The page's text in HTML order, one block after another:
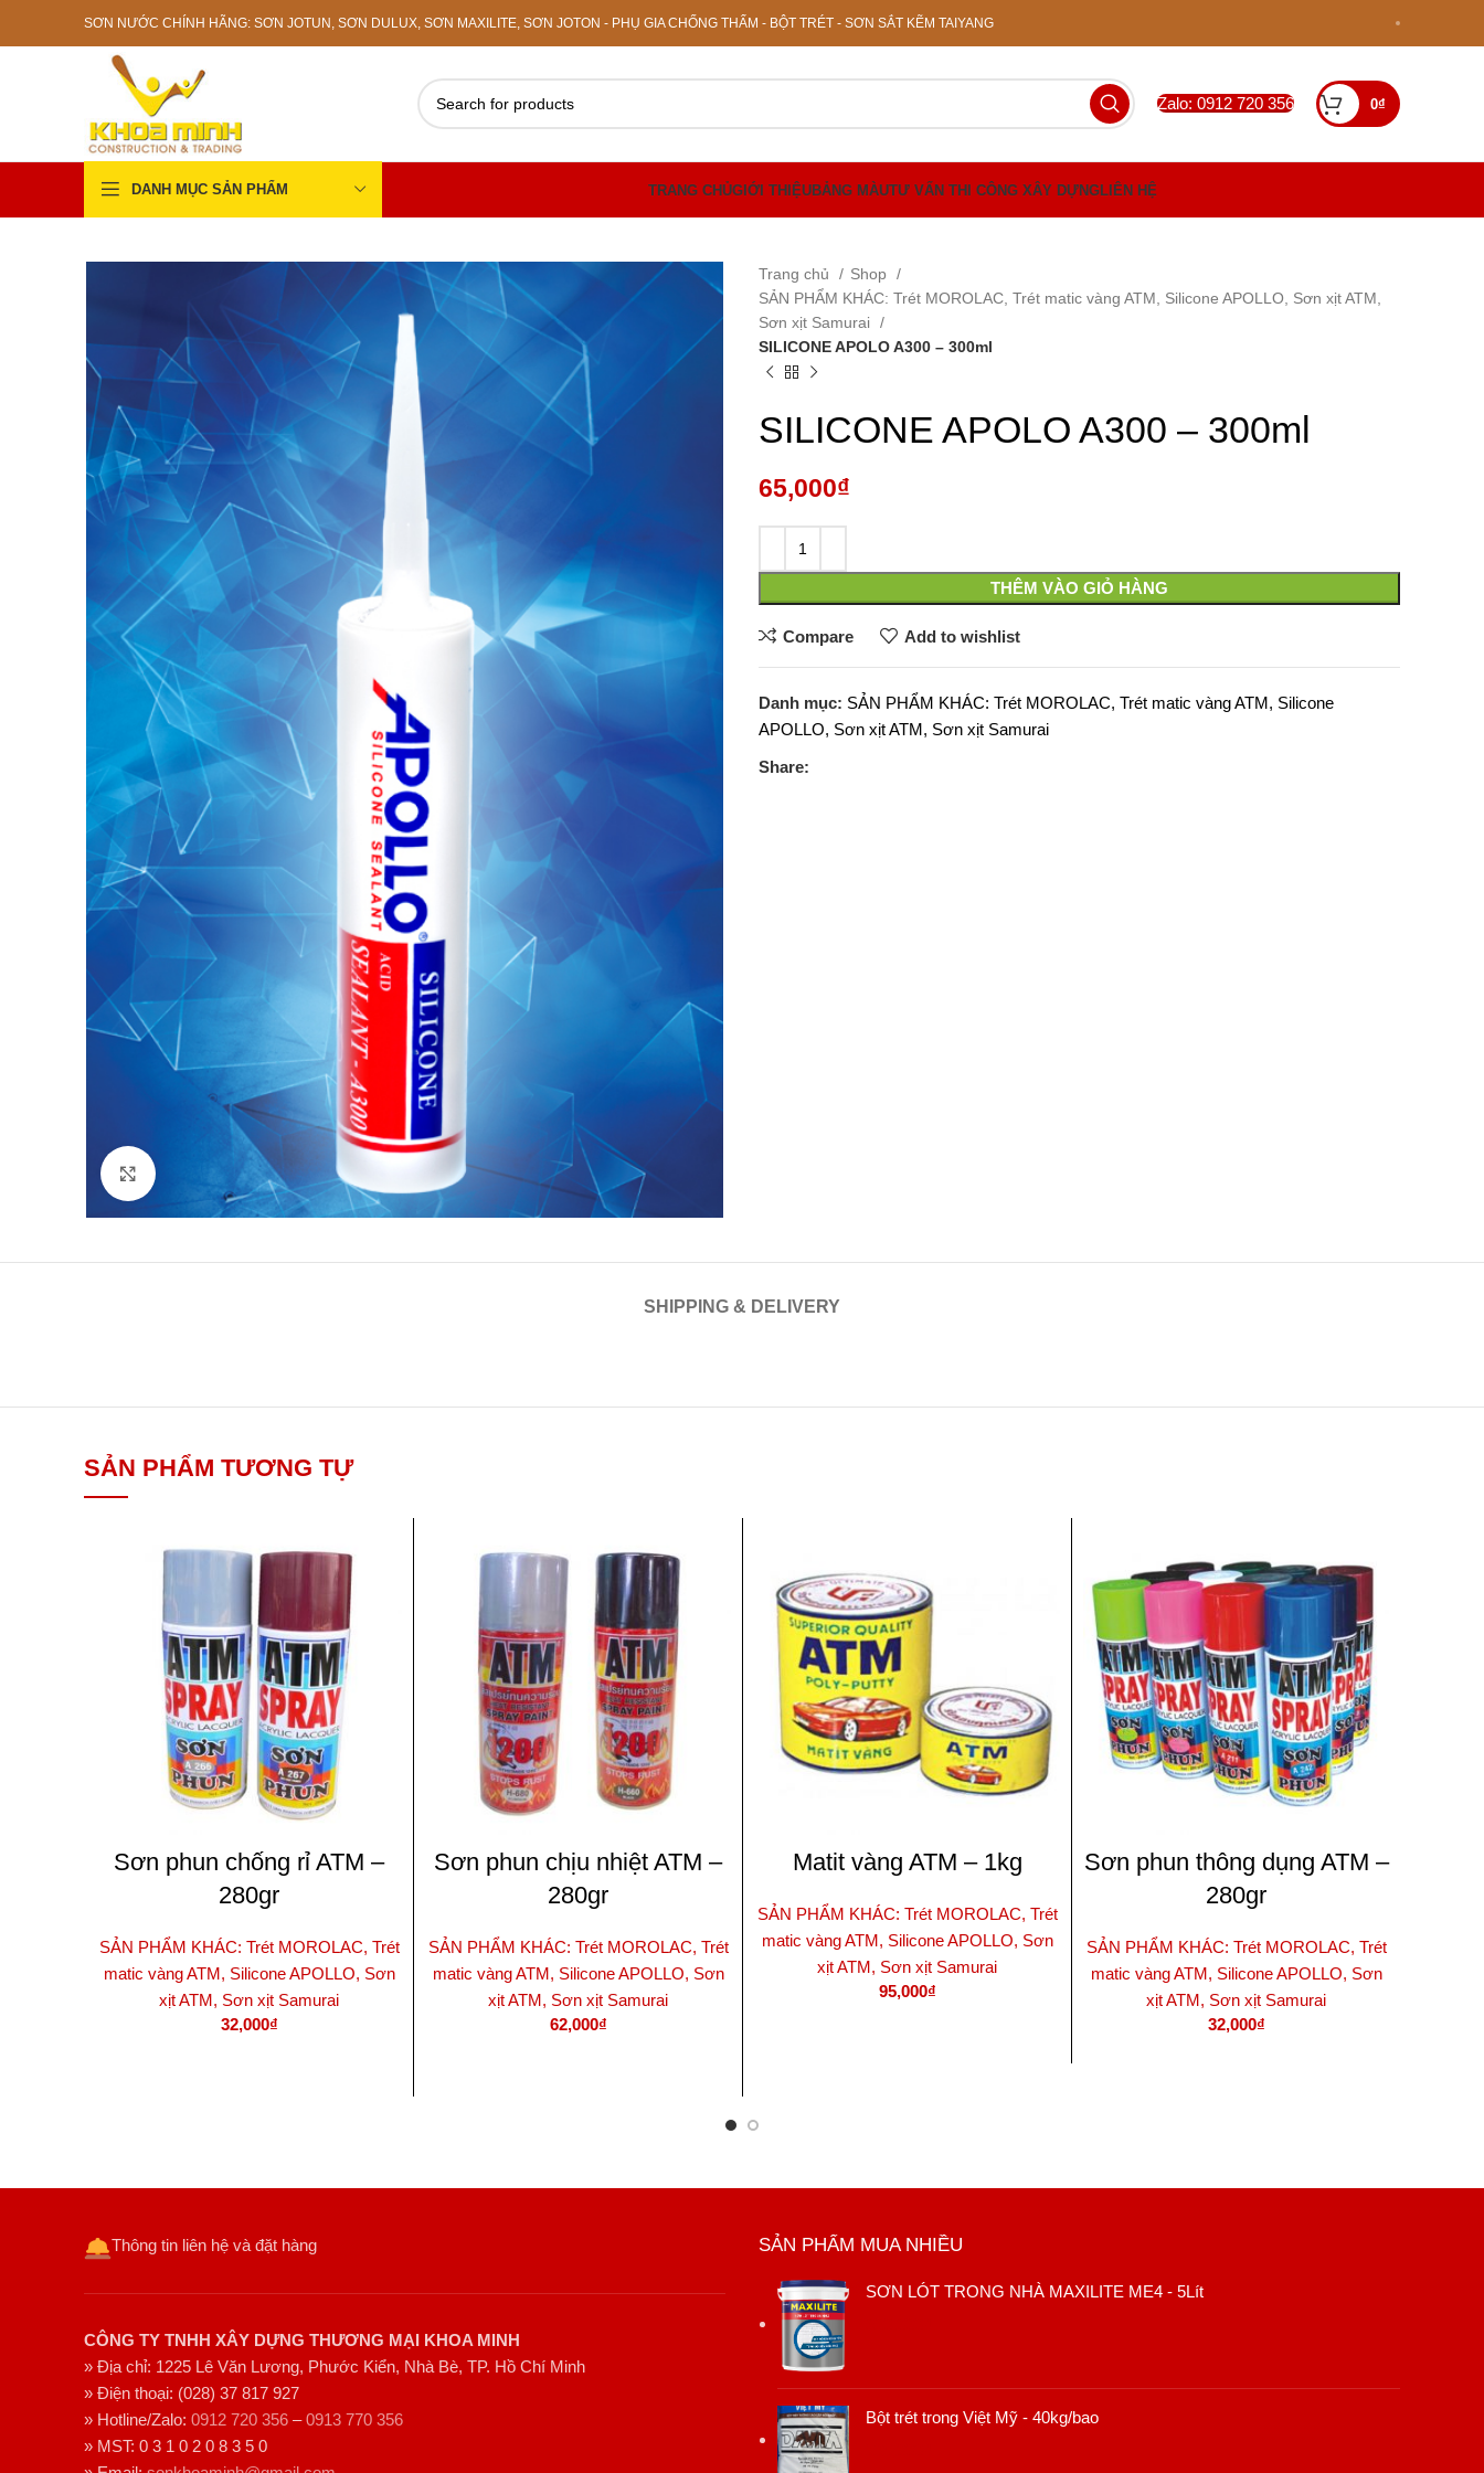
SƠN NƯỚC CHÍNH HÃNG: SƠN JOTUN, SƠN DULUX, SƠN MAXILITE, SƠN JOTON - PHỤ GIA CHỐNG THẤM - BỘT TRÉT - SƠN SẮT KẼM TAIYANG
Zalo: 0912 720 356 0₫
DANH MỤC SẢN PHẨM TRANG CHỦGIỚI THIỆUBẢNG MÀUTƯ VẤN THI CÔNG XÂY DỰNGLIÊN HỆ
Click to enlarge
Trang chủ
Shop
SẢN PHẨM KHÁC: Trét MOROLAC, Trét matic vàng ATM, Silicone APOLLO, Sơn xịt ATM,
Sơn xịt Samurai
SILICONE APOLO A300 – 300ml
SILICONE APOLO A300 – 300ml
65,000₫
THÊM VÀO GIỎ HÀNG
Compare Add to wishlist
Danh mục: SẢN PHẨM KHÁC: Trét MOROLAC, Trét matic vàng ATM, Silicone
APOLLO, Sơn xịt ATM, Sơn xịt Samurai
Share:
SHIPPING & DELIVERY
SẢN PHẨM TƯƠNG TỰ
Sơn phun chống rỉ ATM –
280gr
SẢN PHẨM KHÁC: Trét MOROLAC, Trét
matic vàng ATM, Silicone APOLLO, Sơn
xịt ATM, Sơn xịt Samurai
32,000₫
Sơn phun chịu nhiệt ATM –
280gr
SẢN PHẨM KHÁC: Trét MOROLAC, Trét
matic vàng ATM, Silicone APOLLO, Sơn
xịt ATM, Sơn xịt Samurai
62,000₫
Matit vàng ATM – 1kg
SẢN PHẨM KHÁC: Trét MOROLAC, Trét
matic vàng ATM, Silicone APOLLO, Sơn
xịt ATM, Sơn xịt Samurai
95,000₫
Sơn phun thông dụng ATM –
280gr
SẢN PHẨM KHÁC: Trét MOROLAC, Trét
matic vàng ATM, Silicone APOLLO, Sơn
xịt ATM, Sơn xịt Samurai
32,000₫
Thông tin liên hệ và đặt hàng
CÔNG TY TNHH XÂY DỰNG THƯƠNG MẠI KHOA MINH
» Địa chỉ: 1225 Lê Văn Lương, Phước Kiển, Nhà Bè, TP. Hồ Chí Minh
» Điện thoại: (028) 37 817 927
» Hotline/Zalo: 0912 720 356 –0913 770 356
» MST: 0 3 1 0 2 0 8 3 5 0
SẢN PHẨM MUA NHIỀU
SƠN LÓT TRONG NHÀ MAXILITE ME4 - 5Lít
Bột trét trong Việt Mỹ - 40kg/bao